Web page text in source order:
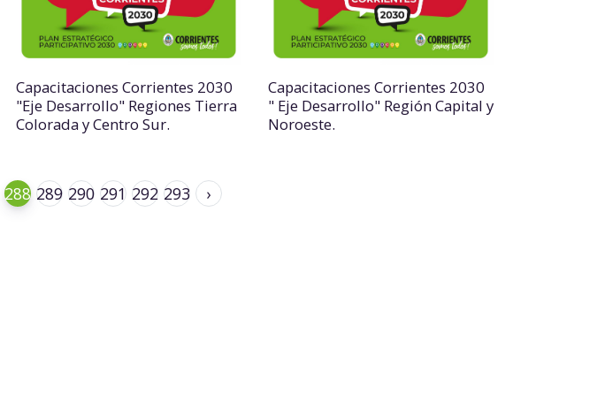
Capacitaciones Corrientes 2030
"Eje Desarrollo" Regiones Tierra
Colorada y Centro Sur.
Capacitaciones Corrientes 2030
" Eje Desarrollo" Región Capital y
Noroeste.
288 289 290 291 292 293 ›